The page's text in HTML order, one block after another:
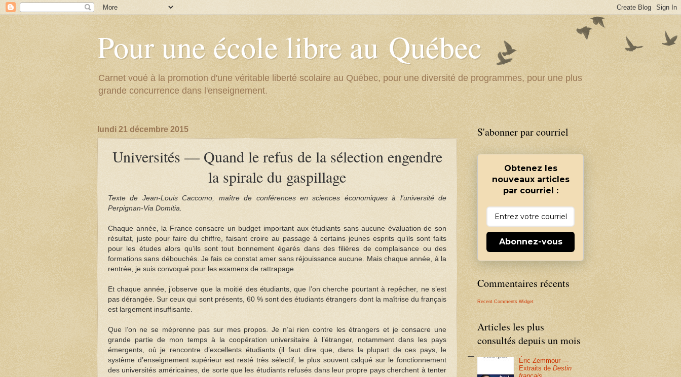
Pour une école libre au Québec
Carnet voué à la promotion d'une véritable liberté scolaire au Québec, pour une diversité de programmes, pour une plus
grande concurrence dans l'enseignement.
lundi 21 décembre 2015
Universités — Quand le refus de la sélection engendre
la spirale du gaspillage
Texte de Jean-Louis Caccomo, maître de conférences en sciences économiques à l’université de
Perpignan-Via Domitia.
Chaque année, la France consacre un budget important aux étudiants sans aucune évaluation de son
résultat, juste pour faire du chiffre, faisant croire au passage à certains jeunes esprits qu’ils sont faits
pour les études alors qu’ils sont tout bonnement égarés dans des filières de complaisance ou des
formations sans débouchés. Je fais ce constat amer sans réjouissance aucune. Mais chaque année, à la
rentrée, je suis convoqué pour les examens de rattrapage.
Et chaque année, j’observe que la moitié des étudiants, que l’on cherche pourtant à repêcher, ne s’est
pas dérangée. Sur ceux qui sont présents, 60 % sont des étudiants étrangers dont la maîtrise du français
est largement insuffisante.
Que l’on ne se méprenne pas sur mes propos. Je n’ai rien contre les étrangers et je consacre une
grande partie de mon temps à la coopération universitaire à l’étranger, notamment dans les pays
émergents, où je rencontre d’excellents étudiants (il faut dire que, dans la plupart de ces pays, le
système d’enseignement supérieur est resté très sélectif, le plus souvent calqué sur le fonctionnement
des universités américaines, de sorte que les étudiants refusés dans leur propre pays cherchent à tenter
S'abonner par courriel
Obtenez les
nouveaux articles
par courriel :
Abonnez-vous
Commentaires récents
Recent Comments Widget
Articles les plus
consultés depuis un mois
Éric Zemmour —
Extraits deDestin